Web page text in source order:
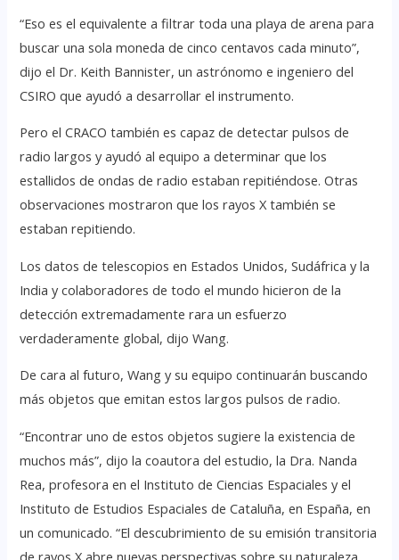
“Eso es el equivalente a filtrar toda una playa de arena para
buscar una sola moneda de cinco centavos cada minuto”,
dijo el Dr. Keith Bannister, un astrónomo e ingeniero del
CSIRO que ayudó a desarrollar el instrumento.
Pero el CRACO también es capaz de detectar pulsos de
radio largos y ayudó al equipo a determinar que los
estallidos de ondas de radio estaban repitiéndose. Otras
observaciones mostraron que los rayos X también se
estaban repitiendo.
Los datos de telescopios en Estados Unidos, Sudáfrica y la
India y colaboradores de todo el mundo hicieron de la
detección extremadamente rara un esfuerzo
verdaderamente global, dijo Wang.
De cara al futuro, Wang y su equipo continuarán buscando
más objetos que emitan estos largos pulsos de radio.
“Encontrar uno de estos objetos sugiere la existencia de
muchos más”, dijo la coautora del estudio, la Dra. Nanda
Rea, profesora en el Instituto de Ciencias Espaciales y el
Instituto de Estudios Espaciales de Cataluña, en España, en
un comunicado. “El descubrimiento de su emisión transitoria